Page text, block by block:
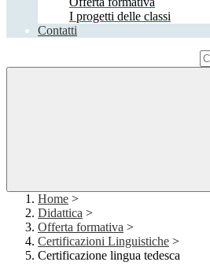
I progetti delle classi
Contatti
Home >
Didattica >
Offerta formativa >
Certificazioni Linguistiche >
Certificazione lingua tedesca